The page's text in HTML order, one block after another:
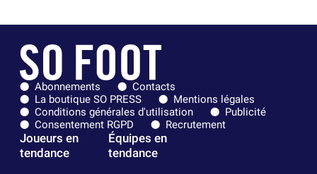
Abonnements
Contacts
La boutique SO PRESS
Mentions légales
Conditions générales d'utilisation
Publicité
Consentement RGPD
Recrutement
Joueurs en
tendance
Équipes en
tendance